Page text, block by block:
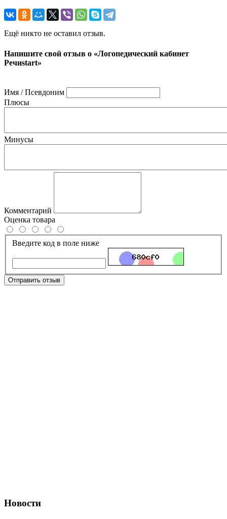
Ещё никто не оставил отзыв.
Напишите свой отзыв о «Логопедический кабинет
Речиstart»
Имя / Псевдоним
Плюсы
Минусы
Комментарий
Оценка товара
Введите код в поле ниже
Отправить отзыв
Новости